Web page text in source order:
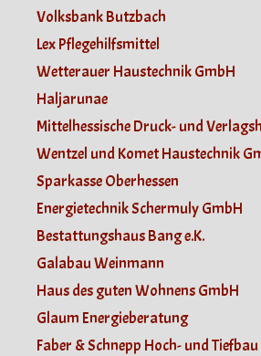
Volksbank Butzbach
Lex Pflegehilfsmittel
Wetterauer Haustechnik GmbH
Haljarunae
Mittelhessische Druck- und
Wentzel und Komet Haustechnik
Sparkasse Oberhessen
Energietechnik Schermuly GmbH
Bestattungshaus Bang e.K.
Galabau Weinmann
Haus des guten Wohnens GmbH
Glaum Energieberatung
Faber & Schnepp Hoch- und Tiefbau